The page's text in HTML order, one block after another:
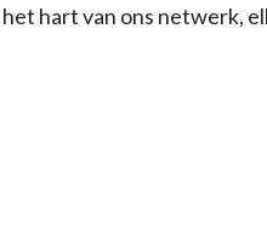
hart van ons netwerk,